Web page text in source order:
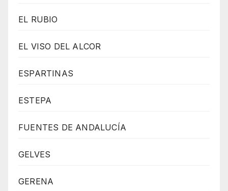
EL RUBIO
EL VISO DEL ALCOR
ESPARTINAS
ESTEPA
FUENTES DE ANDALUCÍA
GELVES
GERENA